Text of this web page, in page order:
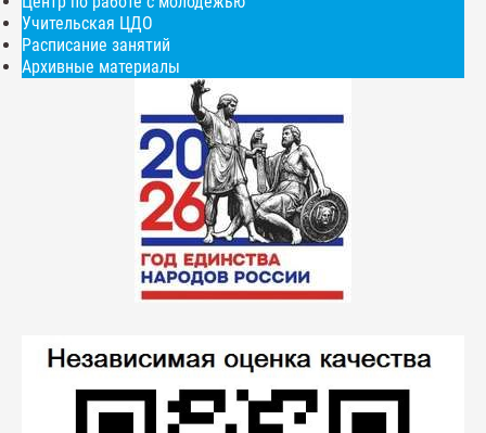
Учительская ЦДО
Расписание занятий
Архивные материалы